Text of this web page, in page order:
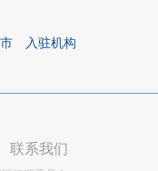
入驻机构
联系我们